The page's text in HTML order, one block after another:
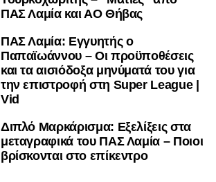
ΠΑΣ Λαμία και ΑΟ Θήβας
ΠΑΣ Λαμία: Εγγυητής ο
Παπαϊωάννου – Οι προϋποθέσεις
και τα αισιόδοξα μηνύματά του για
την επιστροφή στη Super League |
Vid
Διπλό Μαρκάρισμα: Εξελίξεις στα
μεταγραφικά του ΠΑΣ Λαμία – Ποιοι
βρίσκονται στο επίκεντρο